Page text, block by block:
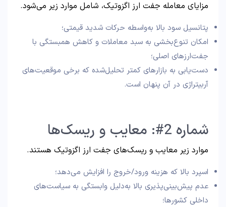
مزایای معامله جفت ارز اگزوتیک، شامل موارد زیر می‌شود.
پتانسیل سود بالا به‌واسطه حرکات شدید قیمتی؛
امکان تنوع‌بخشی به سبد معاملات و کاهش همبستگی با
جفت‌ارزهای اصلی؛
دست‌یابی به بازارهای کمتر تحلیل‌شده که برخی موقعیت‌های
آربیتراژی در آن پنهان است.
شماره 2#: معایب و ریسک‌ها
موارد زیر معایب و ریسک‌های جفت ارز اگزوتیک هستند.
اسپرد بالا که هزینه ورود/خروج را افزایش می‌دهد؛
عدم پیش‌بینی‌پذیری بالا به‌دلیل وابستگی به سیاست‌های
داخلی کشورها؛